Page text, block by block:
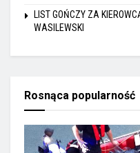
LIST GOŃCZY ZA
WASILEWSKI
Rosnąca popularność